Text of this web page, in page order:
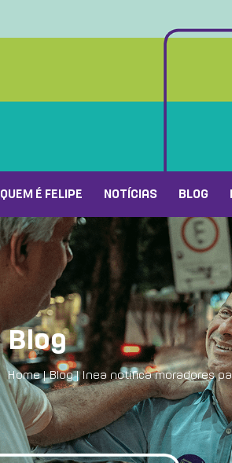
QUEM É FELIPE NOTÍCIAS BLOG
Blog
Home|Blog|Inea notifica moradores